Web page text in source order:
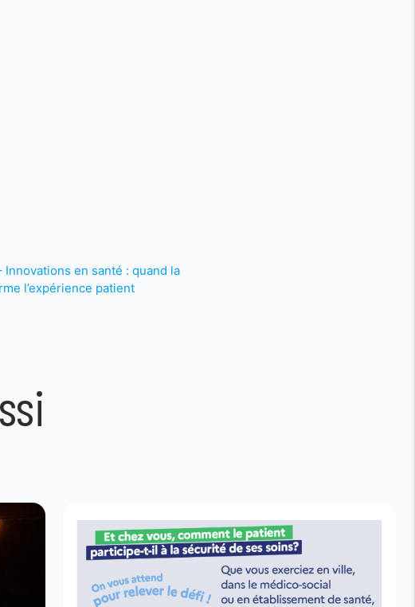
Innovations en santé : quand la
l’expérience patient